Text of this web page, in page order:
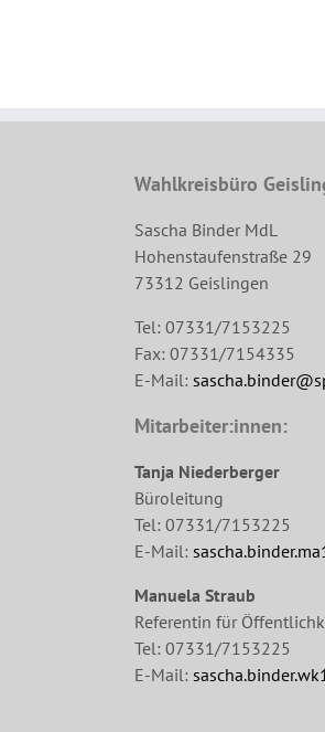
Wahlkreisbüro
Sascha Binder MdL
Hohenstaufenstraße 29
73312 Geislingen
Tel: 07331/7153225
Fax: 07331/7154335
E-Mail:
Mitarbeiter:innen:
Tanja Niederberger
Büroleitung
Tel: 07331/7153225
E-Mail:
Manuela Straub
Referentin für
Tel: 07331/7153225
E-Mail: